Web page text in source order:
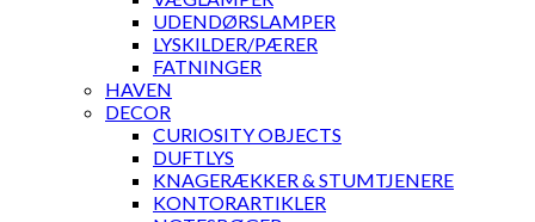
UDENDØRSLAMPER
LYSKILDER/PÆRER
FATNINGER
HAVEN
DECOR
CURIOSITY OBJECTS
DUFTLYS
KNAGERÆKKER & STUMTJENERE
KONTORARTIKLER